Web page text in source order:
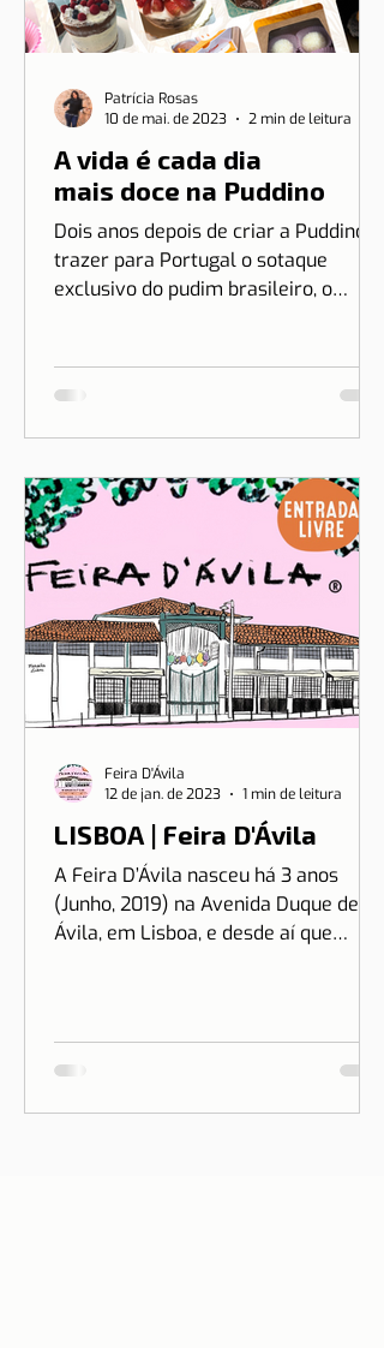
A vida é cada dia
mais doce na Puddino
Dois anos depois de criar a Puddino e
trazer para Portugal o sotaque
exclusivo do pudim brasileiro, o
Patrícia Rosas
10 de mai. de 2023
2 min de leitura
LISBOA | Feira D'Ávila
A Feira D’Ávila nasceu há 3 anos
(Junho, 2019) na Avenida Duque de
Ávila, em Lisboa, e desde aí que
Feira D'Ávila
12 de jan. de 2023
1 min de leitura